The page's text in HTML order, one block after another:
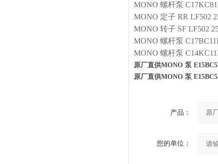
MONO 螺杆泵
MONO 定子 RR LF502
MONO 转子 SF LF502
MONO 螺杆泵
MONO 螺杆泵
原厂直供MONO 泵
原厂直供MONO 泵
产品：
您的单位：